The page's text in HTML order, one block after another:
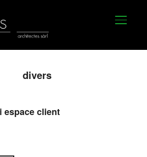
divers
espace client